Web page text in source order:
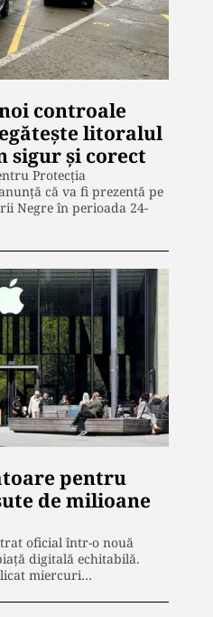
controale
litoralul
sigur și corect
Protecția
că va fi prezentă pe
Negre în perioada 24-
pentru
de milioane
oficial într-o nouă
digitală echitabilă.
miercuri…